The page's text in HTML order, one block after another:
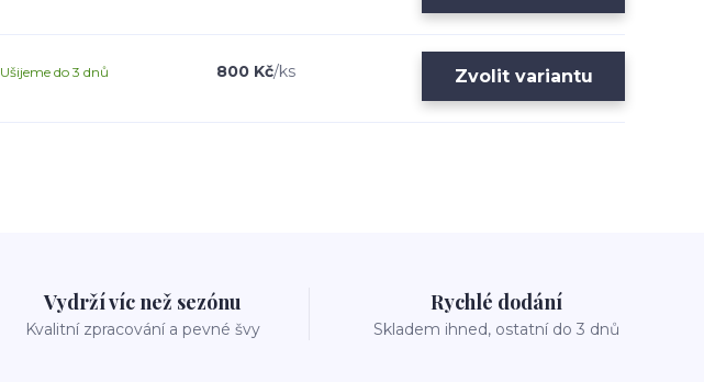
800 Kč/ks
Ušijeme do 3 dnů Zvolit variantu
Vydrží víc než sezónu
Kvalitní zpracování a pevné švy
Rychlé dodání
Skladem ihned, ostatní do 3 dnů